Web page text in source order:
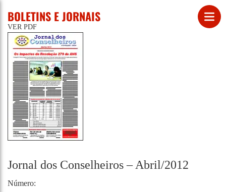
BOLETINS E JORNAIS
VER PDF
Jornal dos Conselheiros – Abril/2012
Número: